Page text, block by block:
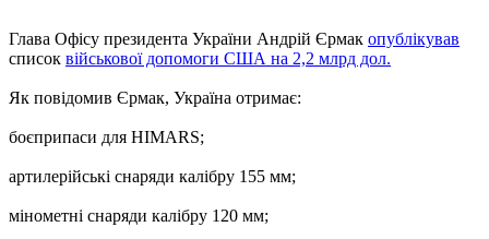
Глава Офісу президента України Андрій Єрмак опублікував
список військової допомоги США на 2,2 млрд дол.
Як повідомив Єрмак, Україна отримає:
боєприпаси для HIMARS;
артилерійські снаряди калібру 155 мм;
мінометні снаряди калібру 120 мм;